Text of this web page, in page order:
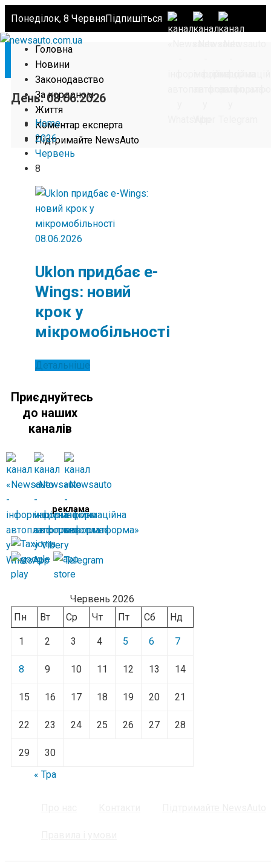
Понеділок, 8 ЧервняПідпишіться
Головна
Новини
Законодавство
За кордоном
Життя
Коментар експерта
Підтримайте NewsAuto
День:08.06.2026
Home
2026
Червень
8
08.06.2026
Uklon придбає e-
Wings: новий
крок у
мікромобільності
Детальніше
Приєднуйтесь
до наших
каналів
реклама
Червень 2026
Пн
Вт Ср Чт Пт Сб Нд
1 2 3 4 5 6 7
8 9 10 11 12 13 14
15 16 17 18 19 20 21
22 23 24 25 26 27 28
29
30
« Тра